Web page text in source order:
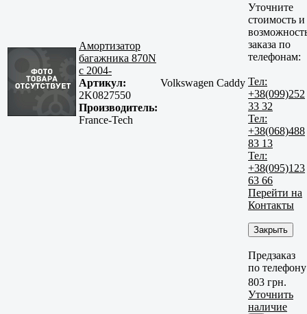
Амортизатор
багажника 870N
c 2004-
Артикул:
2K0827550
Производитель:
France-Tech
Volkswagen Caddy
Уточните
стоимость и
заказа по
телефонам:
Тел:
+38(099)252
33 32
Тел:
+38(068)488
83 13
Тел:
+38(095)123
63 66
Перейти на
Контакты
Закрыть
Предзаказ
по телефону
803 грн.
Уточнить
наличие